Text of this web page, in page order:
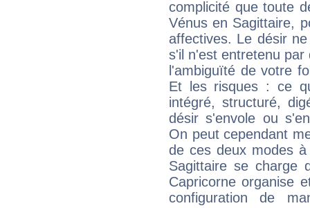
complicité que toute
Vénus en Sagittaire,
affectives. Le désir
s'il n'est entretenu par
l'ambiguïté de votre
Et les risques : ce
intégré, structuré,
désir s'envole ou
On peut cependant
de ces deux modes
Sagittaire se charge
Capricorne organise
configuration de